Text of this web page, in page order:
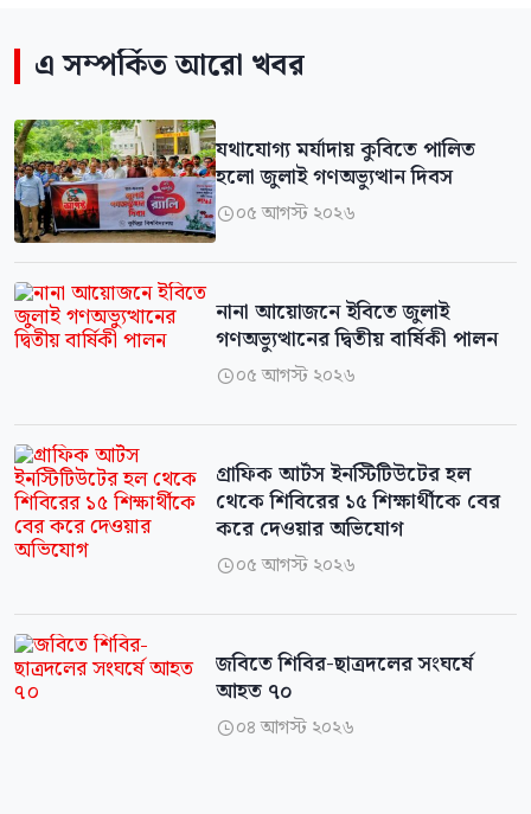
এ সম্পর্কিত আরো খবর
‎যথাযোগ্য মর্যাদায় কুবিতে পালিত
হলো জুলাই গণঅভ্যুত্থান দিবস
০৫ আগস্ট ২০২৬
নানা আয়োজনে ইবিতে জুলাই
গণঅভ্যুত্থানের দ্বিতীয় বার্ষিকী পালন
০৫ আগস্ট ২০২৬
গ্রাফিক আর্টস ইনস্টিটিউটের হল
থেকে শিবিরের ১৫ শিক্ষার্থীকে বের
করে দেওয়ার অভিযোগ
০৫ আগস্ট ২০২৬
জবিতে শিবির-ছাত্রদলের সংঘর্ষে
আহত ৭০
০৪ আগস্ট ২০২৬